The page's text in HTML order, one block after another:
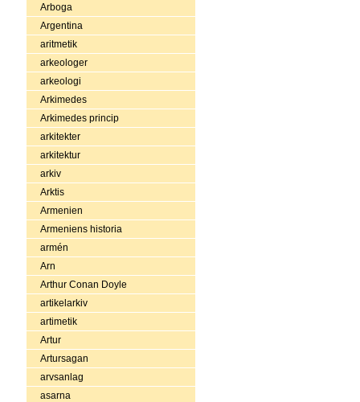
Arboga
Argentina
aritmetik
arkeologer
arkeologi
Arkimedes
Arkimedes princip
arkitekter
arkitektur
arkiv
Arktis
Armenien
Armeniens historia
armén
Arn
Arthur Conan Doyle
artikelarkiv
artimetik
Artur
Artursagan
arvsanlag
asarna